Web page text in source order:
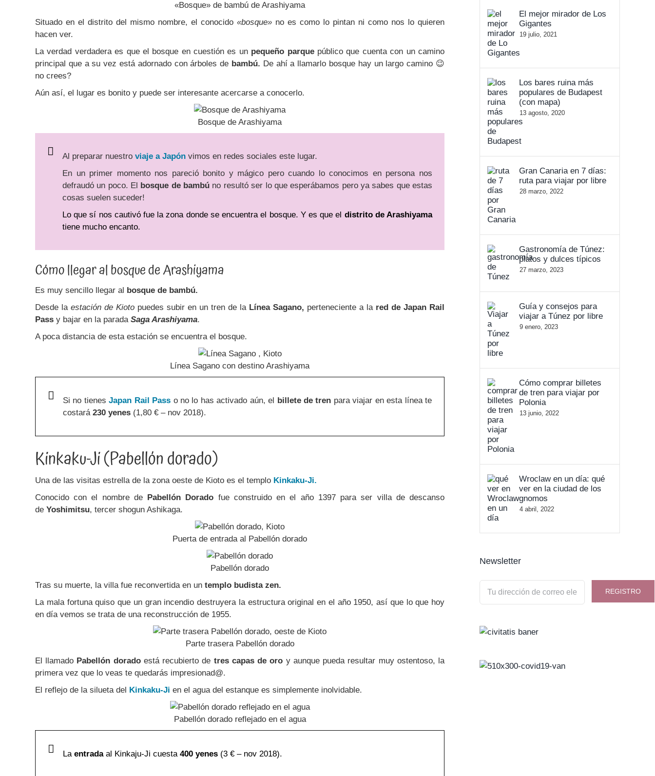
«Bosque» de bambú de Arashiyama
Situado en el distrito del mismo nombre, el conocido «bosque» no es como lo pintan ni como nos lo quieren
hacen ver.
La verdad verdadera es que el bosque en cuestión es un pequeño parquepúblico que cuenta con un camino
principal que a su vez está adornado con árboles de bambú. De ahí a llamarlo bosque hay un largo camino 😉
no crees?
Aún así, el lugar es bonito y puede ser interesante acercarse a conocerlo.
Bosque de Arashiyama
Al preparar nuestro viaje a Japón vimos en redes sociales este lugar.
En un primer momento nos pareció bonito y mágico pero cuando lo conocimos en persona nos
defraudó un poco. El bosque de bambú no resultó ser lo que esperábamos pero ya sabes que estas
cosas suelen suceder!
Lo que sí nos cautivó fue la zona donde se encuentra el bosque. Y es que el distrito de Arashiyama
tiene mucho encanto.
Cómo llegar al bosque de Arashiyama
Es muy sencillo llegar al bosque de bambú.
Desde la estación de Kioto puedes subir en un tren de laLínea Sagano, perteneciente a lared de Japan Rail
Pass y bajar en la parada Saga Arashiyama.
A poca distancia de esta estación se encuentra el bosque.
Línea Sagano con destino Arashiyama
Si no tienesJapan Rail Pass o no lo has activado aún, el billete de tren para viajar en esta línea te
costará 230 yenes (1,80 € – nov 2018).
Kinkaku-Ji (Pabellón dorado)
Una de las visitas estrella de la zona oeste de Kioto es el templo Kinkaku-Ji.
Conocido con el nombre de Pabellón Dorado fue construido en el año 1397 para ser villa de descanso
de Yoshimitsu, tercer shogun Ashikaga.
Puerta de entrada al Pabellón dorado
Pabellón dorado
Tras su muerte, la villa fue reconvertida en un templo budista zen.
La mala fortuna quiso que un gran incendio destruyera la estructura original en el año 1950, así que lo que hoy
en día vemos se trata de una reconstrucción de 1955.
Parte trasera Pabellón dorado
El llamado Pabellón doradoestá recubierto de tres capas de oro y aunque pueda resultar muy ostentoso, la
primera vez que lo veas te quedarás impresionad@.
El reflejo de la silueta del Kinkaku-Ji en el agua del estanque es simplemente inolvidable.
Pabellón dorado reflejado en el agua
La entradaal Kinkaju-Ji cuesta 400 yenes (3 € – nov 2018).
El mejor mirador de Los
Gigantes
19 julio, 2021
Los bares ruina más
populares de Budapest
(con mapa)
13 agosto, 2020
Gran Canaria en 7 días:
ruta para viajar por libre
28 marzo, 2022
Gastronomía de Túnez:
platos y dulces típicos
27 marzo, 2023
Guía y consejos para
viajar a Túnez por libre
9 enero, 2023
Cómo comprar billetes
de tren para viajar por
Polonia
13 junio, 2022
Wroclaw en un día: qué
ver en la ciudad de los
gnomos
4 abril, 2022
Newsletter